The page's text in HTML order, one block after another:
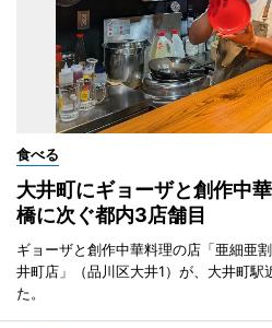
食べる
大井町にギョーザと創作中
橋に次ぐ都内3店舗目
ギョーザと創作中華料理の店「亜細亜
井町店」（品川区大井1）が、大井町駅
た。